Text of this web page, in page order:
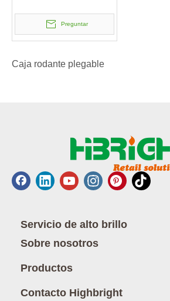
Preguntar
Caja rodante plegable
Servicio de alto brillo
Sobre nosotros
Productos
Contacto Highbright